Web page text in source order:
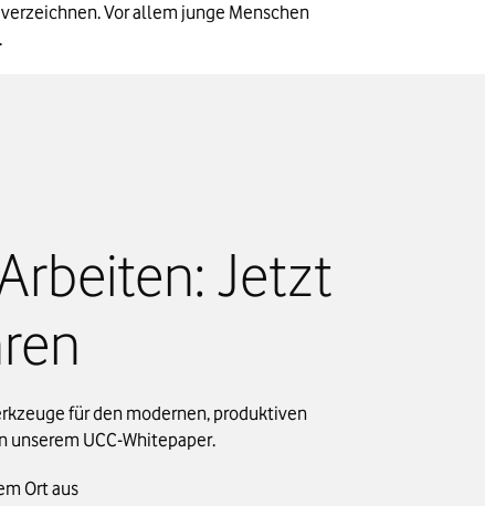
Vor allem junge Menschen
Jetzt
für den modernen, produktiven
unserem UCC-Whitepaper.
Ort aus